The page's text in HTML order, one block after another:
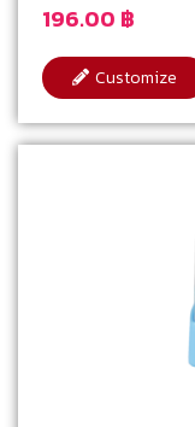
196.00 ฿
Customize